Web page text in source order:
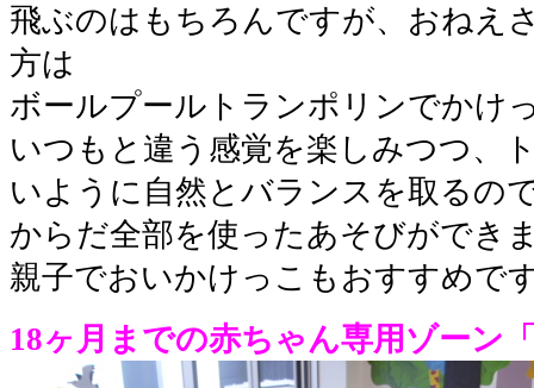
飛ぶのはもちろんですが、おねえ
方は
ボールプールトランポリンでかけ
いつもと違う感覚を楽しみつつ、
いように自然とバランスを取るの
からだ全部を使ったあそびができ
親子でおいかけっこもおすすめで
18ヶ月までの赤ちゃん専用ゾーン